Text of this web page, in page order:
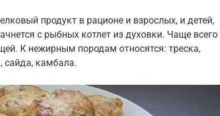
продукт в рационе и взрослых, и детей,
с рыбных котлет из духовки. Чаще всего
К нежирным породам относятся: треска,
сайда, камбала.